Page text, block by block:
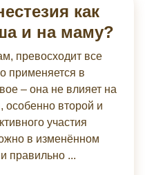
как
и на маму?
превосходит все
применяется в
– она не влияет на
, особенно второй и
участия
в изменённом
правильно ...